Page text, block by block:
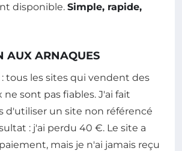
disponible. Simple, rapide,
AUX ARNAQUES
tous les sites qui vendent des
ne sont pas fiables. J'ai fait
d'utiliser un site non référencé
: j'ai perdu 40 €. Le site a
mais je n'ai jamais reçu